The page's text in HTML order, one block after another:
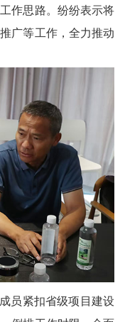
作思路。纷纷表示将
广等工作，全力推动
员紧扣省级项目建设